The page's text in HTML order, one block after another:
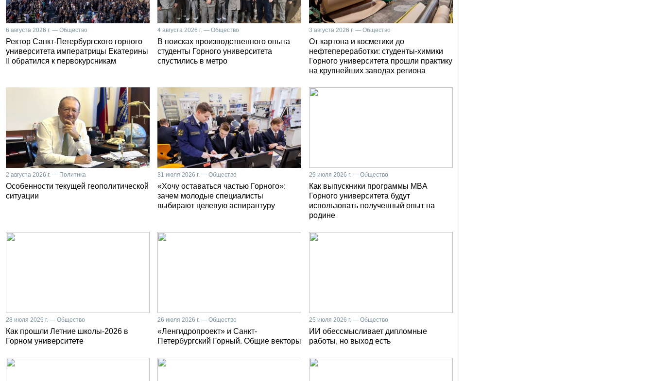
6 августа 2026 г. — Общество
Ректор Санкт-Петербургского горного
университета императрицы Екатерины
II обратился к первокурсникам
4 августа 2026 г. — Общество
В поисках производственного опыта
студенты Горного университета
спустились в метро
3 августа 2026 г. — Общество
От картона и косметики до
нефтепереработки: студенты-химики
Горного университета прошли практику
на крупнейших заводах региона
2 августа 2026 г. — Политика
Особенности текущей геополитической
ситуации
31 июля 2026 г. — Общество
«Хочу оставаться частью Горного»:
зачем молодые специалисты
выбирают целевую аспирантуру
29 июля 2026 г. — Общество
Как выпускники программы MBA
Горного университета будут
использовать полученный опыт на
родине
28 июля 2026 г. — Общество
Как прошли Летние школы-2026 в
Горном университете
26 июля 2026 г. — Общество
«Ленгидропроект» и Санкт-
Петербургский Горный. Общие векторы
25 июля 2026 г. — Общество
ИИ обессмысливает дипломные
работы, но выход есть